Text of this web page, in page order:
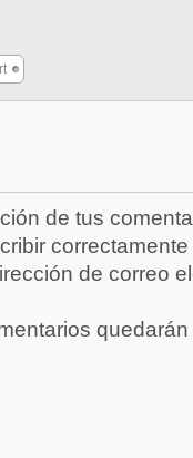
de tus
de correo